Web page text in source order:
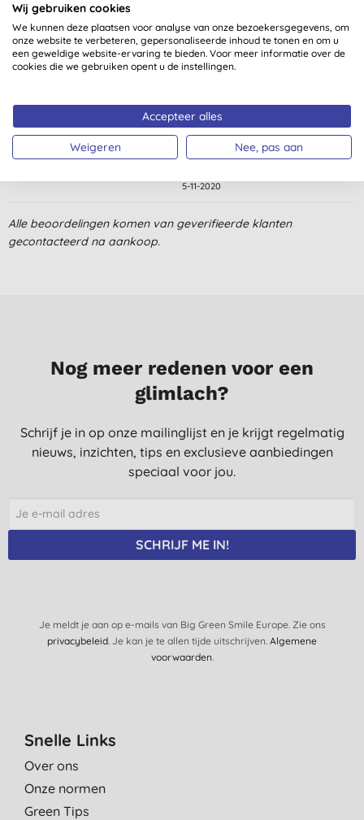
Klantbeoordelingen
5,0van 5 (1 beoordeling)
Goede pasvorm met inkeping om het naveltje heen voor de
navelstreng. Zitten goed om smalle babybilletjes en houden
goed droog. Ook bij een spuitluier.
C. B., Utrecht
5-11-2020
Alle beoordelingen komen van geverifieerde klanten
gecontacteerd na aankoop.
Nog meer redenen voor een
glimlach?
Schrijf je in op onze mailinglijst en je krijgt regelmatig
nieuws, inzichten, tips en exclusieve aanbiedingen
speciaal voor jou.
SCHRIJF ME IN!
Je meldt je aan op e-mails van Big Green Smile Europe. Zie ons
privacybeleid. Je kan je te allen tijde uitschrijven. Algemene
voorwaarden.
Snelle Links
Over ons
Onze normen
Green Tips
Wij gebruiken cookies
We kunnen deze plaatsen voor analyse van onze bezoekersgegevens, om
onze website te verbeteren, gepersonaliseerde inhoud te tonen en om u
een geweldige website-ervaring te bieden. Voor meer informatie over de
cookies die we gebruiken opent u de instellingen.
Accepteer alles
Weigeren Nee, pas aan